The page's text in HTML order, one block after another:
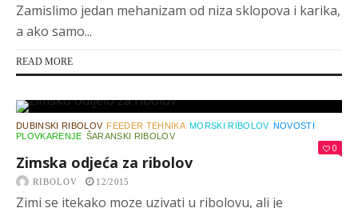
Zamislimo jedan mehanizam od niza sklopova i karika,
a ako samo...
READ MORE
DUBINSKI RIBOLOV FEEDER TEHNIKA MORSKI RIBOLOV NOVOSTI
PLOVKARENJE ŠARANSKI RIBOLOV
0
Zimska odjeća za ribolov
RIBOLOV 12/2015
Zimi se itekako moze uzivati u ribolovu, ali je